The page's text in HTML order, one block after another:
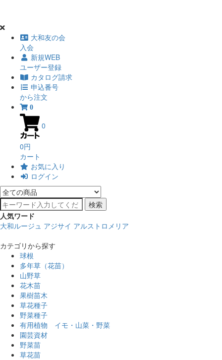
大和友の会
入会
新規WEB
ユーザー登録
カタログ請求
申込番号
から注文
0
0
0円
カート
お気に入り
ログイン
検索
人気ワード
大和ルージュ アジサイ アルストロメリア
カテゴリから探す
球根
多年草（花苗）
山野草
花木苗
果樹苗木
草花種子
野菜種子
有用植物 イモ・山菜・野菜
園芸資材
野菜苗
草花苗